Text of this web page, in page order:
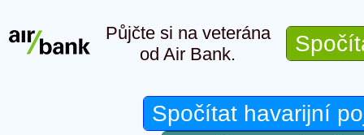
Půjčte si na veterána
od Air Bank.
Spočítat havarijní